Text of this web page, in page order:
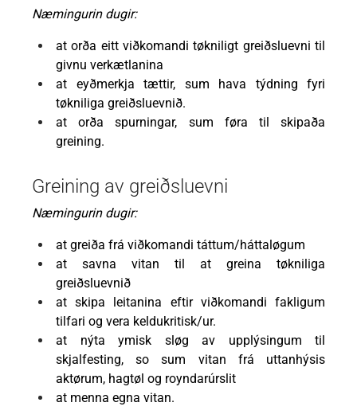
Næmingurin dugir:
at orða eitt viðkomandi tøkniligt greiðsluevni til
givnu verkætlanina
at eyðmerkja tættir, sum hava týdning fyri
tøkniliga greiðsluevnið.
at orða spurningar, sum føra til skipaða
greining.
Greining av greiðsluevni
Næmingurin dugir:
at greiða frá viðkomandi táttum/háttaløgum
at savna vitan til at greina tøkniliga
greiðsluevnið
at skipa leitanina eftir viðkomandi fakligum
tilfari og vera keldukritisk/ur.
at nýta ymisk sløg av upplýsingum til
skjalfesting, so sum vitan frá uttanhýsis
aktørum, hagtøl og royndarúrslit
at menna egna vitan.